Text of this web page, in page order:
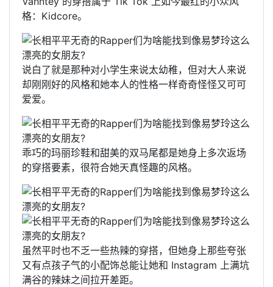
格：Kidcore。
说白了就是那种对小学生来说太幼稚，但对大人来说
却刚刚好的风格和她本人的性格一样奇奇怪怪又可可
爱爱。
乖巧的玛丽珍鞋和甜美的双马尾都是她身上多次返场
的穿搭要素，很符合她天真怪趣的风格。
虽然平时也不乏一些热辣的穿搭，但她身上那些夸张
又有点孩子气的小配饰总能让她和 Instagram 上满坑
满谷的辣妹之间拉开差距。